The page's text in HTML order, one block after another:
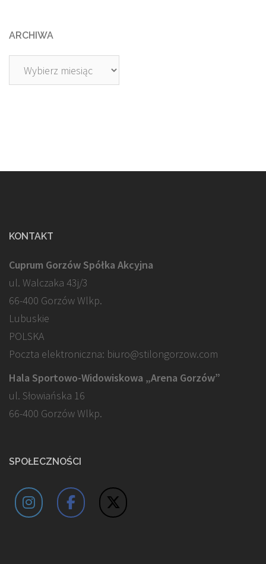
ARCHIWA
Archiwa
KONTAKT
Cuprum Gorzów Spółka Akcyjna
ul. Walczaka 43j/3
66-400 Gorzów Wlkp.
Lubuskie
POLSKA
Poczta elektroniczna: biuro@stilongorzow.com
Hala Sportowo-Widowiskowa „Arena Gorzów”
ul. Słowiańska 16
66-400 Gorzów Wlkp.
SPOŁECZNOŚCI